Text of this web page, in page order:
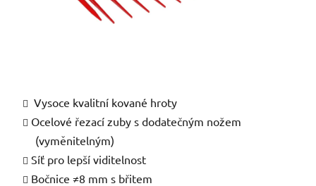
Vysoce kvalitní kované hroty
Ocelové řezací zuby s dodatečným nožem
(vyměnitelným)
Síť pro lepší viditelnost
Bočnice ≠8 mm s břitem